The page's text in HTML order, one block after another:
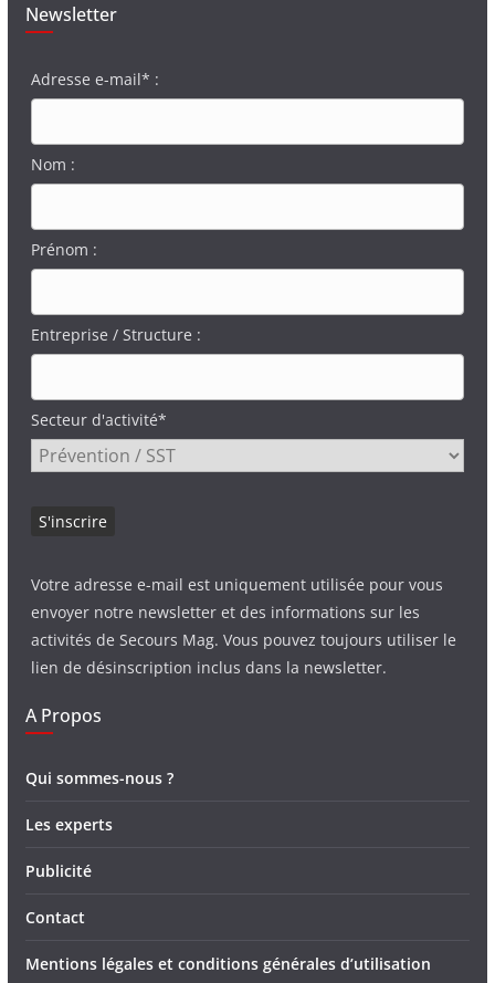
Newsletter
Adresse e-mail* :
Nom :
Prénom :
Entreprise / Structure :
Secteur d'activité*
Votre adresse e-mail est uniquement utilisée pour vous
envoyer notre newsletter et des informations sur les
activités de Secours Mag. Vous pouvez toujours utiliser le
lien de désinscription inclus dans la newsletter.
A Propos
Qui sommes-nous ?
Les experts
Publicité
Contact
Mentions légales et conditions générales d’utilisation